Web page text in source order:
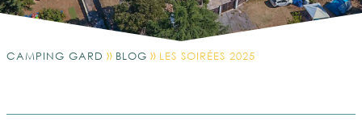
CAMPING GARD » BLOG » LES SOIRÉES 2025